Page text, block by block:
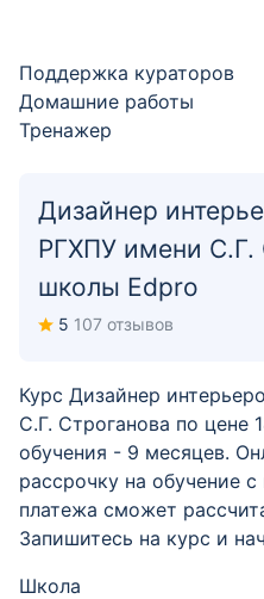
Поддержка кураторов
Домашние работы
Тренажер
Дизайнер
РГХПУ имени С.Г.
школы Edpro
5 107 отзывов
Курс Дизайнер
С.Г. Строганова по
обучения - 9 месяцев.
рассрочку на обучение
платежа сможет
Запишитесь на курс и
Школа